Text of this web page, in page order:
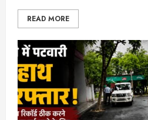
READ MORE